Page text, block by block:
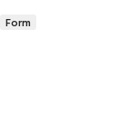
Form